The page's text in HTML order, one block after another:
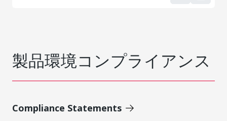
製品環境コンプライアンス
Compliance Statements